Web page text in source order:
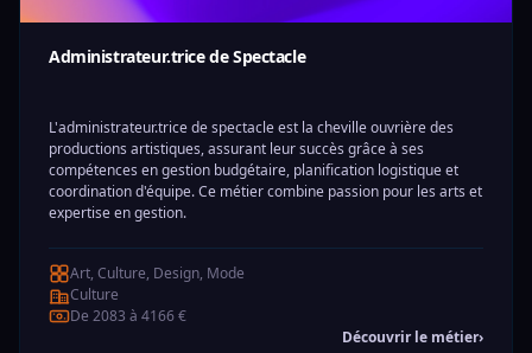
Administrateur.trice de Spectacle
L'administrateur.trice de spectacle est la cheville ouvrière des
productions artistiques, assurant leur succès grâce à ses
compétences en gestion budgétaire, planification logistique et
coordination d'équipe. Ce métier combine passion pour les arts et
expertise en gestion.
Art, Culture, Design, Mode
Culture
De 2083 à 4166 €
Découvrir le métier›